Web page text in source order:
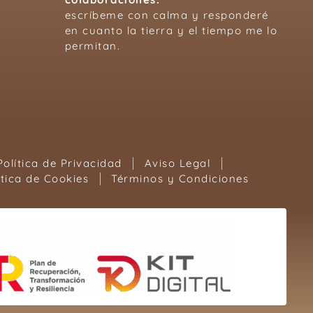
escríbeme con calma y responderé
en cuanto la tierra y el tiempo me lo
permitan.
de Privacidad
Aviso Legal
de Cookies
Términos y Condiciones